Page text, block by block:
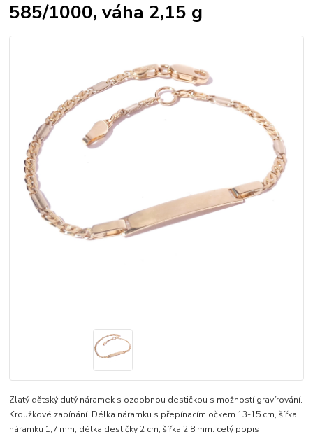
585/1000, váha 2,15 g
Zlatý dětský dutý náramek s ozdobnou destičkou s možností gravírování.
Kroužkové zapínání. Délka náramku s přepínacím očkem 13-15 cm, šířka
náramku 1,7 mm, délka destičky 2 cm, šířka 2,8 mm. celý popis